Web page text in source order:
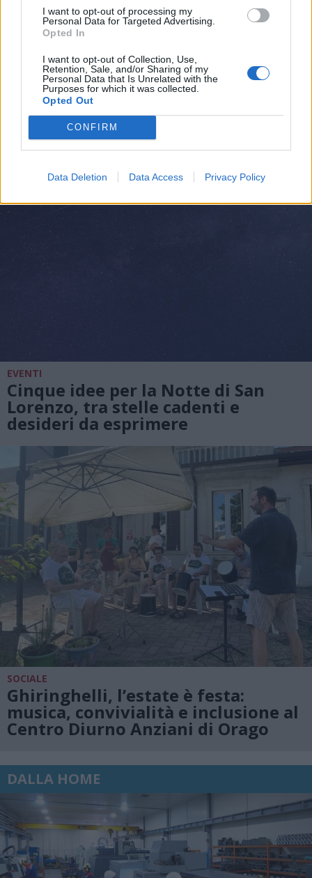
I want to opt-out of processing my
Personal Data for Targeted Advertising.
Opted In
I want to opt-out of Collection, Use,
Retention, Sale, and/or Sharing of my
Personal Data that Is Unrelated with the
Purposes for which it was collected.
Opted Out
CONFIRM
Data Deletion Data Access Privacy Policy
Cosa fare nel weekend del 7, 8 e 9
agosto a Legnano e nell’Alto
Milanese
EVENTI
Cinque idee per la Notte di San
Lorenzo, tra stelle cadenti e
desideri da esprimere
SOCIALE
Ghiringhelli, l’estate è festa:
musica, convivialità e inclusione al
Centro Diurno Anziani di Orago
DALLA HOME